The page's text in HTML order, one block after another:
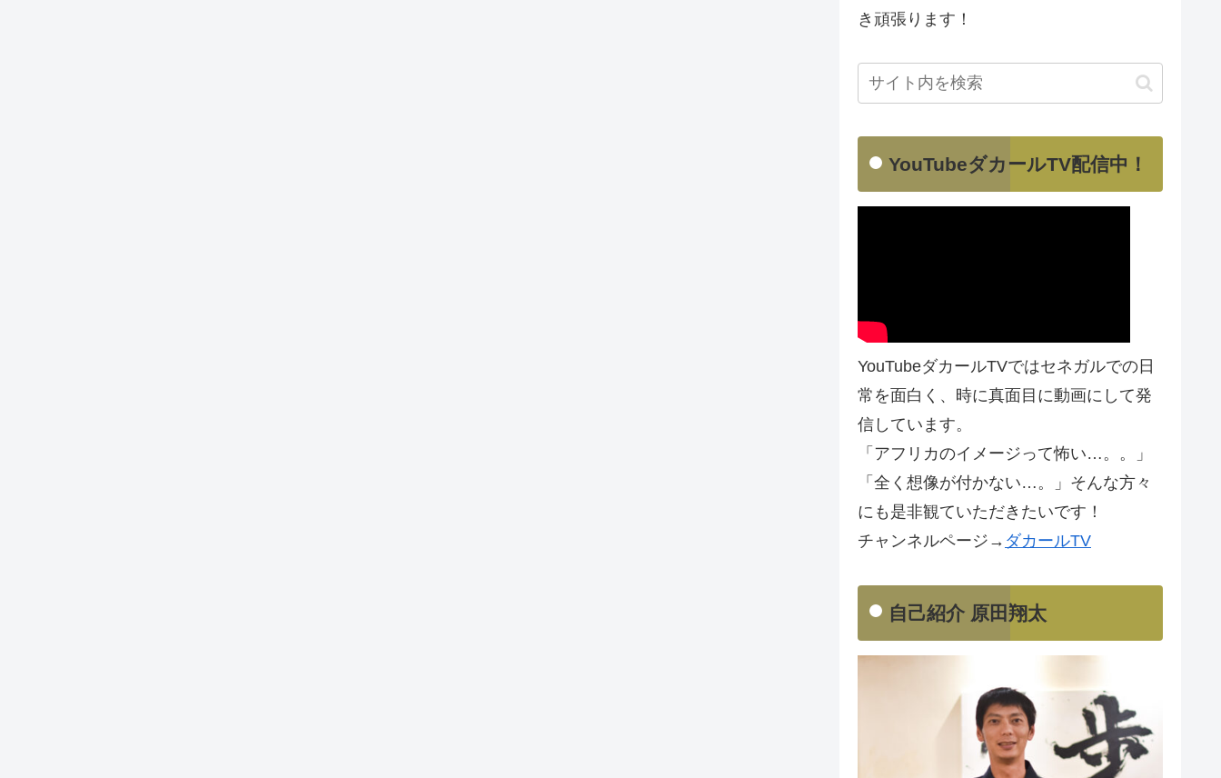
き頑張ります！
YouTubeダカールTV配信中！
YouTubeダカールTVではセネガルでの日
常を面白く、時に真面目に動画にして発
信しています。
「アフリカのイメージって怖い…。。」
「全く想像が付かない…。」そんな方々
にも是非観ていただきたいです！
チャンネルページ→ ダカールTV
自己紹介 原田翔太